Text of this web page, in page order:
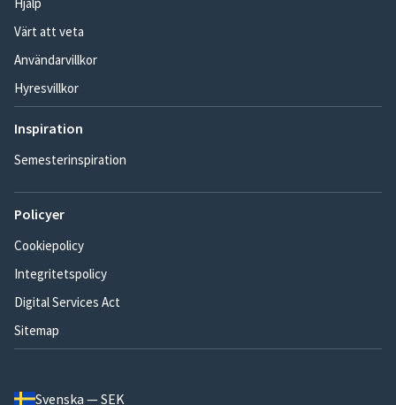
Värt att veta
Användarvillkor
Hyresvillkor
Inspiration
Semesterinspiration
Policyer
Cookiepolicy
Integritetspolicy
Digital Services Act
Sitemap
Svenska — SEK